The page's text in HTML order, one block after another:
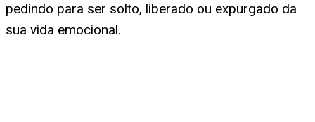
pedindo para ser solto, liberado ou expurgado da
sua vida emocional.